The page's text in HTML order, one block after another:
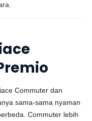
Commuter dan
sama-sama nyaman
Commuter lebih